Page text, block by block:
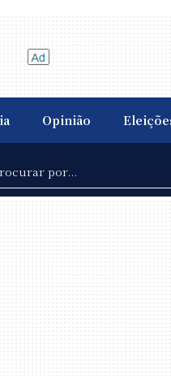
Opinião